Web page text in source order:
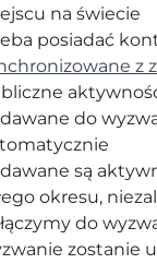
na świecie
posiadać
z
do
są
okresu,
do
zostanie